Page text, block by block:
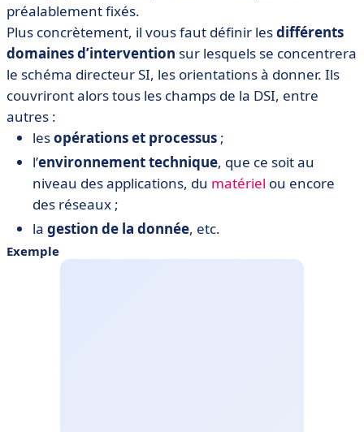
préalablement fixés.
Plus concrètement, il vous faut définir lesdifférents
domaines d’intervention sur lesquels se concentrera
le schéma directeur SI, les orientations à donner. Ils
couvriront alors tous les champs de la DSI, entre
autres :
lesopérations et processus ;
l’environnement technique, que ce soit au
niveau des applications, du matériel ou encore
des réseaux ;
la gestion de la donnée, etc.
Exemple